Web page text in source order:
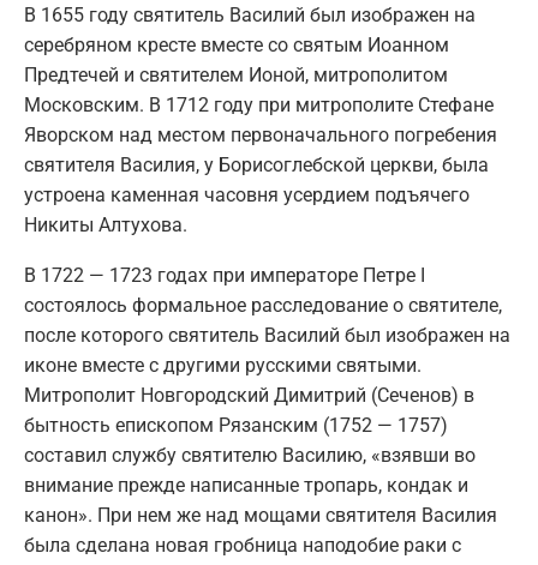
В 1655 году святитель Василий был изображен на
серебряном кресте вместе со святым Иоанном
Предтечей и святителем Ионой, митрополитом
Московским. В 1712 году при митрополите Стефане
Яворском над местом первоначального погребения
святителя Василия, у Борисоглебской церкви, была
устроена каменная часовня усердием подъячего
Никиты Алтухова.
В 1722 — 1723 годах при императоре Петре I
состоялось формальное расследование о святителе,
после которого святитель Василий был изображен на
иконе вместе с другими русскими святыми.
Митрополит Новгородский Димитрий (Сеченов) в
бытность епископом Рязанским (1752 — 1757)
составил службу святителю Василию, «взявши во
внимание прежде написанные тропарь, кондак и
канон». При нем же над мощами святителя Василия
была сделана новая гробница наподобие раки с